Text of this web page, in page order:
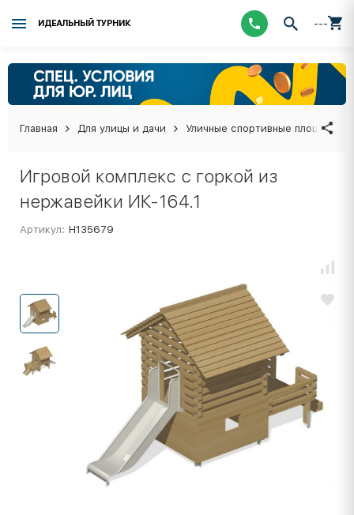
ИДЕАЛЬНЫЙ ТУРНИК ---
Главная Для улицы и дачи Уличные спортивные площадки
Игровой комплекс с горкой из
нержавейки ИК-164.1
Артикул: Н135679